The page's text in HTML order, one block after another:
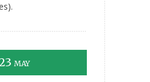
MAY